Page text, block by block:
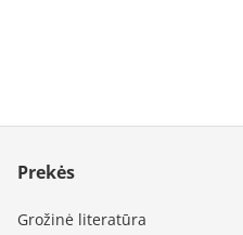
Prekės
Grožinė literatūra